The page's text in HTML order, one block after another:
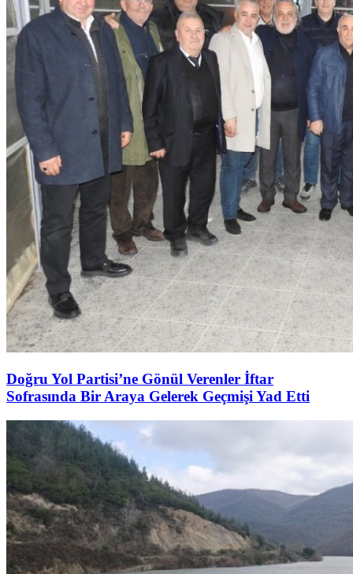
Doğru Yol Partisi’ne Gönül Verenler İftar
Sofrasında Bir Araya Gelerek Geçmişi Yad Etti